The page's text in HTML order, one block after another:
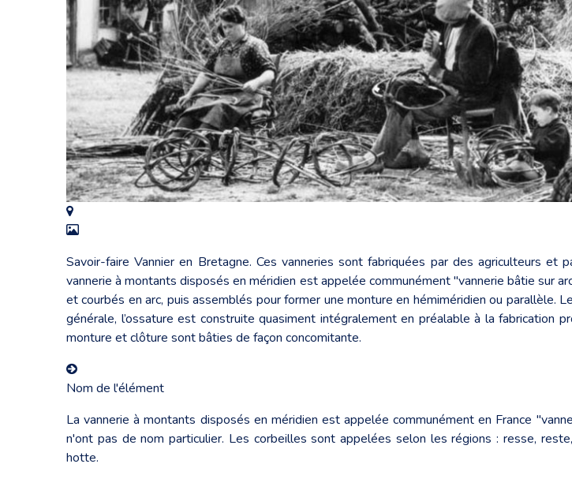
Savoir-faire Vannier en Bretagne. Ces vanneries sont fabriquées par des agriculteurs
vannerie à montants disposés en méridien est appelée communément "vannerie bâtie sur
et courbés en arc, puis assemblés pour former une monture en hémiméridien ou parallèle.
générale, l’ossature est construite quasiment intégralement en préalable à la fabrication
monture et clôture sont bâties de façon concomitante.
Nom de l'élément
La vannerie à montants disposés en méridien est appelée communément en France
n'ont pas de nom particulier. Les corbeilles sont appelées selon les régions : resse,
hotte.